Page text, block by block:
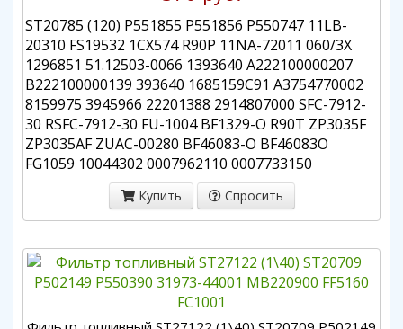
ST20785 (120) P551855 P551856 P550747 11LB-
20310 FS19532 1CX574 R90P 11NA-72011 060/3X
1296851 51.12503-0066 1393640 A222100000207
B222100000139 393640 1685159C91 A3754770002
8159975 3945966 22201388 2914807000 SFC-7912-
30 RSFC-7912-30 FU-1004 BF1329-O R90T ZP3035F
ZP3035AF ZUAC-00280 BF46083-O BF46083O
FG1059 10044302 0007962110 0007733150
Купить Спросить